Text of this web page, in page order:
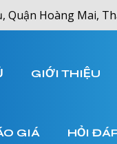
Quận Hoàng Mai,
GIỚI THIỆU
GIÁ HỎI